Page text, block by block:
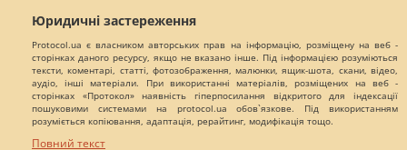
Юридичні застереження
Protocol.ua є власником авторських прав на інформацію, розміщену на веб -
сторінках даного ресурсу, якщо не вказано інше. Під інформацією розуміються
тексти, коментарі, статті, фотозображення, малюнки, ящик-шота, скани, відео,
аудіо, інші матеріали. При використанні матеріалів, розміщених на веб -
сторінках «Протокол» наявність гіперпосилання відкритого для індексації
пошуковими системами на protocol.ua обов`язкове. Під використанням
розуміється копіювання, адаптація, рерайтинг, модифікація тощо.
Повний текст